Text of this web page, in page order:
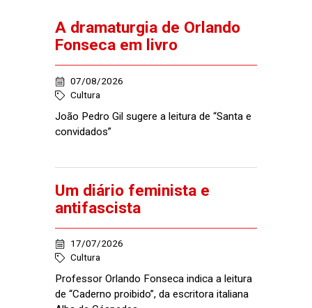
A dramaturgia de Orlando
Fonseca em livro
07/08/2026
Cultura
João Pedro Gil sugere a leitura de “Santa e
convidados”
Um diário feminista e
antifascista
17/07/2026
Cultura
Professor Orlando Fonseca indica a leitura
de “Caderno proibido”, da escritora italiana